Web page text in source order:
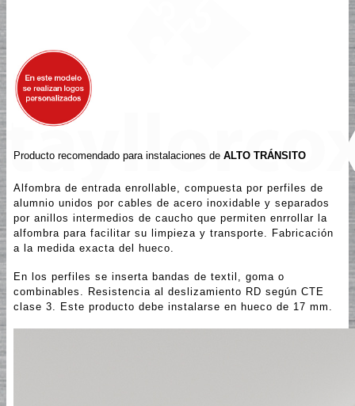
Producto recomendado para instalaciones de ALTO TRÁNSITO
Alfombra de entrada enrollable, compuesta por perfiles de
alumnio unidos por cables de acero inoxidable y separados
por anillos intermedios de caucho que permiten enrrollar la
alfombra para facilitar su limpieza y transporte. Fabricación
a la medida exacta del hueco.
En los perfiles se inserta bandas de textil, goma o
combinables. Resistencia al deslizamiento RD según CTE
clase 3. Este producto debe instalarse en hueco de 17 mm.